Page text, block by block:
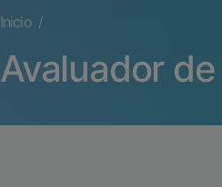
Ruta de
Inicio
Avaluador